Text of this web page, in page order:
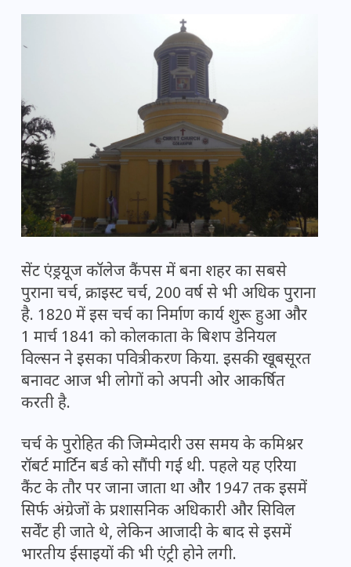
सेंट एंड्रयूज कॉलेज कैंपस में बना शहर का सबसे
पुराना चर्च, क्राइस्ट चर्च, 200 वर्ष से भी अधिक पुराना
है. 1820 में इस चर्च का निर्माण कार्य शुरू हुआ और
1 मार्च 1841 को कोलकाता के बिशप डेनियल
विल्सन ने इसका पवित्रीकरण किया. इसकी खूबसूरत
बनावट आज भी लोगों को अपनी ओर आकर्षित
करती है.
चर्च के पुरोहित की जिम्मेदारी उस समय के कमिश्नर
रॉबर्ट मार्टिन बर्ड को सौंपी गई थी. पहले यह एरिया
कैंट के तौर पर जाना जाता था और 1947 तक इसमें
सिर्फ अंग्रेजों के प्रशासनिक अधिकारी और सिविल
सर्वेंट ही जाते थे, लेकिन आजादी के बाद से इसमें
भारतीय ईसाइयों की भी एंट्री होने लगी.